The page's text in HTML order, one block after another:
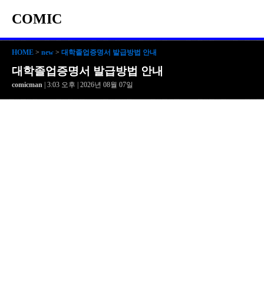
COMIC
HOME > new > 대학졸업증명서 발급방법 안내
대학졸업증명서 발급방법 안내
comicman | 3:03 오후 | 2026년 08월 07일